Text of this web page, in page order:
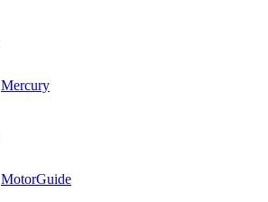
Mercury
MotorGuide